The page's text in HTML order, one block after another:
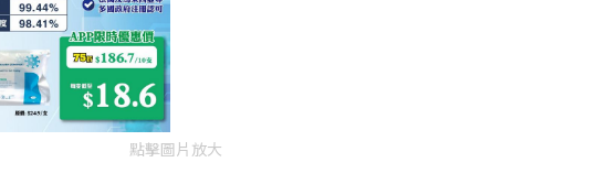
點擊圖片放大